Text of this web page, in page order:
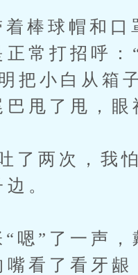
帽和口罩
正常打招呼
把小白从箱
甩了甩，眼
次，我怕
。
一声，戴
嘴看了看牙